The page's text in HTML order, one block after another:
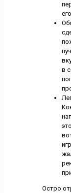
в
Остро